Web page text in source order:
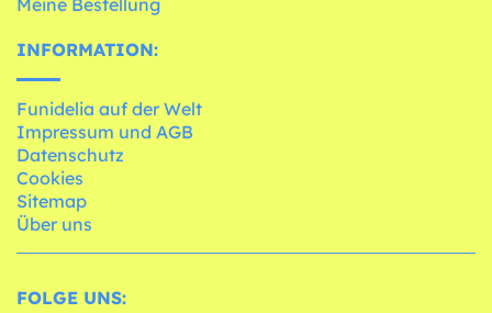
Meine Bestellung
INFORMATION:
Funidelia auf der Welt
Impressum und AGB
Datenschutz
Cookies
Sitemap
Über uns
FOLGE UNS: